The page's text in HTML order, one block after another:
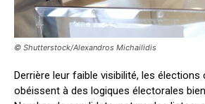
© Shutterstock/Alexandros Michailidis
Derrière leur faible visibilité, les élections
obéissent à des logiques électorales